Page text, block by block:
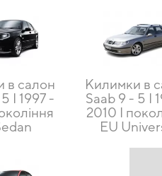
в салон
I 1997 -
Килимки в
Saab 9 - 5 I
2010 I
EU